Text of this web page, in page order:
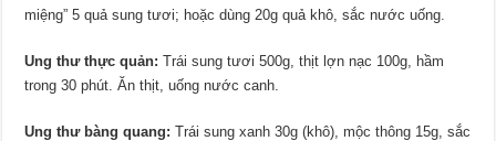
miệng” 5 quả sung tươi; hoặc dùng 20g quả khô, sắc nước uống.
Ung thư thực quản: Trái sung tươi 500g, thịt lợn nạc 100g, hầm
trong 30 phút. Ăn thịt, uống nước canh.
Ung thư bàng quang:Trái sung xanh 30g (khô), mộc thông 15g, sắc